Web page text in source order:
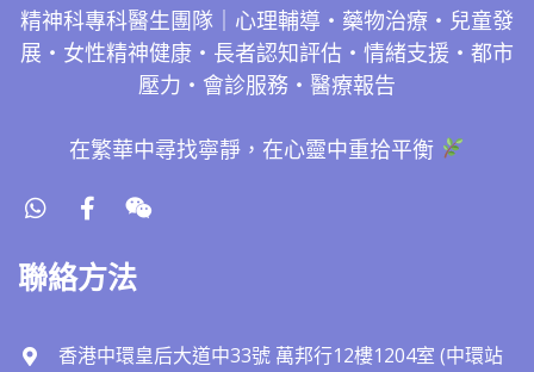
精神科專科醫生團隊｜心理輔導・藥物治療・兒童發
展・女性精神健康・長者認知評估・情緒支援・都市
壓力・會診服務・醫療報告
在繁華中尋找寧靜，在心靈中重拾平衡
聯絡方法
香港中環皇后大道中33號 萬邦行12樓1204室 (中環站